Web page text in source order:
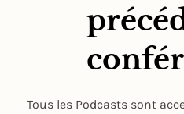
Tous les Podcasts sont